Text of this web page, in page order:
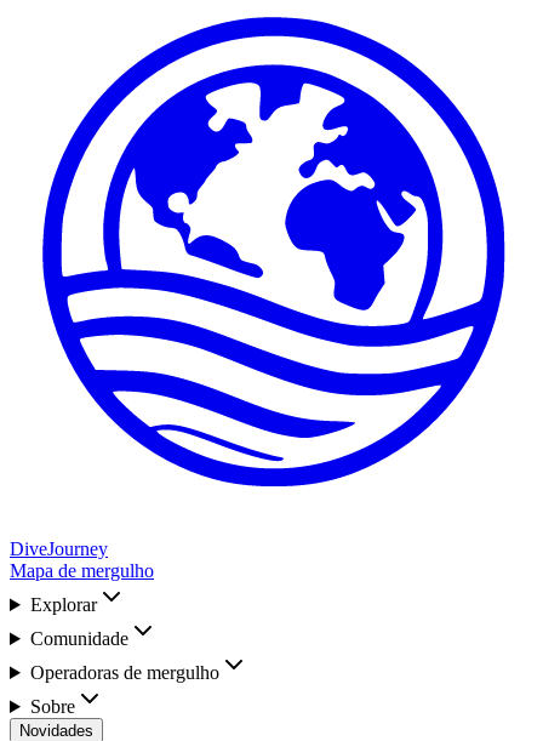
DiveJourney
Mapa de mergulho
Explorar
Comunidade
Operadoras de mergulho
Sobre
Novidades